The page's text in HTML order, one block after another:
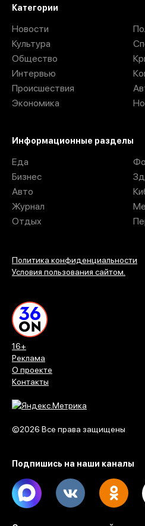
16+
Реклама
О проекте
Контакты
©2026 Все права защищены
Категории
Новости
Культура
Общество
Интервью
Происшествия
Экономика
Информационные разделы
Еда
Бизнес
Авто
Журнал
Отдых
Политика конфиденциальности
Условия пользования сайтом.
Подпишись на наши каналы
Max